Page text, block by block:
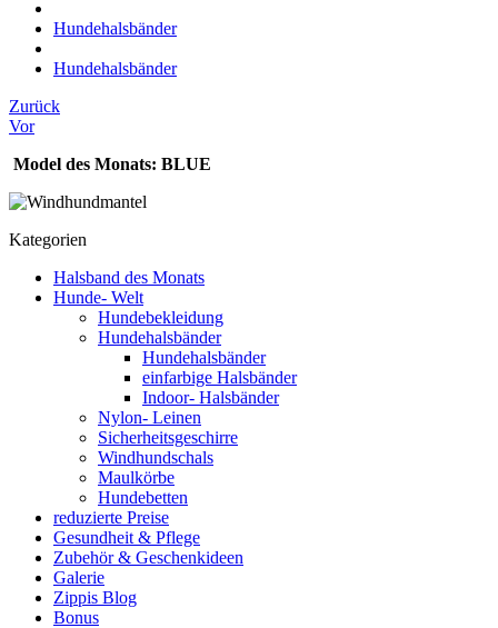
Hundehalsbänder
Hundehalsbänder
Zurück
Vor
Model des Monats: BLUE
Kategorien
Halsband des Monats
Hunde- Welt
Hundebekleidung
Hundehalsbänder
Hundehalsbänder
einfarbige Halsbänder
Indoor- Halsbänder
Nylon- Leinen
Sicherheitsgeschirre
Windhundschals
Maulkörbe
Hundebetten
reduzierte Preise
Gesundheit & Pflege
Zubehör & Geschenkideen
Galerie
Zippis Blog
Bonus